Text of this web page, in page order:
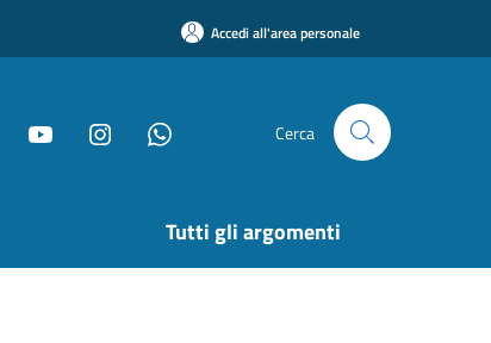
Accedi all'area personale
Cerca
Tutti gli argomenti